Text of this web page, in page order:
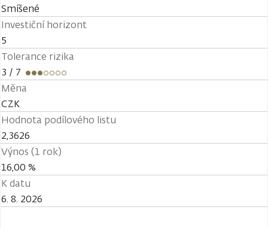
Smíšené
Investiční horizont
5
Tolerance rizika
3 / 7
Měna
CZK
Hodnota podílového listu
2,3626
Výnos (1 rok)
16,00 %
K datu
6. 8. 2026